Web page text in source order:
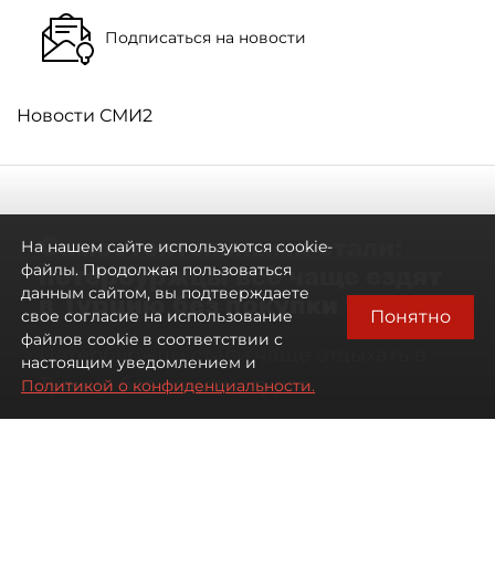
Подписаться на новости
Новости СМИ2
Самостоятельными стали:
петербуржцы всё чаще ездят
в Турцию без покупки туров
Петербуржцы стали чаще отдыхать в
Турции без покупки туров
На нашем сайте используются cookie-
файлы. Продолжая пользоваться
данным сайтом, вы подтверждаете
свое согласие на использование
файлов cookie в соответствии с
настоящим уведомлением и
Политикой о конфиденциальности.
Понятно